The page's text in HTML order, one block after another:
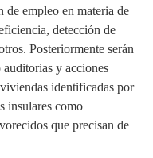
de empleo en materia de
detección de
Posteriormente serán
auditorias y acciones
identificadas por
insulares como
que precisan de